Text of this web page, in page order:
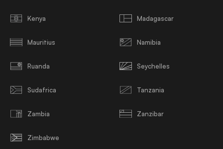
Kenya Madagascar
Mauritius Namibia
Ruanda Seychelles
Sudafrica Tanzania
Zambia Zanzibar
Zimbabwe